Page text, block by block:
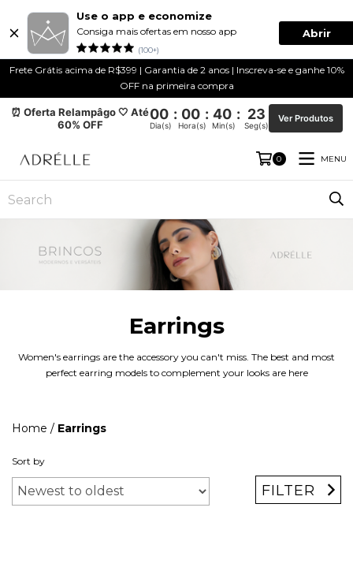
Use o app e economize
Consiga mais ofertas em nosso app
(100+)
Abrir
Frete Grátis acima de R$399 | Garantia de 2 anos | Inscreva-se e ganhe 10%
OFF na primeira compra
⏰ Oferta Relampâgo 🤍 Até
60% OFF
00 : 00 : 40 : 23
Dia(s) Hora(s) Min(s) Seg(s)
Ver Produtos
0 MENU
Earrings
Women's earrings are the accessory you can't miss. The best and most
perfect earring models to complement your looks are here
Home / Earrings
Sort by
FILTER